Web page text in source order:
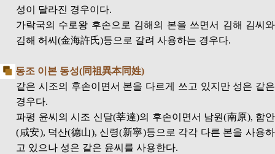
성이 달라진 경우이다.
가락국의 수로왕 후손으로 김해의 본을 쓰면서 김해 김씨와
김해 허씨(金海許氏)등으로 갈려 사용하는 경우다.
동조 이본 동성(同祖異本同姓)
같은 시조의 후손이면서 본을 다르게 쓰고 있지만 성은 같은
경우다.
파평 윤씨의 시조 신달(莘達)의 후손이면서 남원(南原), 함안
(咸安), 덕산(德山), 신령(新寧)등으로 각각 다른 본을 사용하
고 있으나 성은 같은 윤씨를 사용한다.